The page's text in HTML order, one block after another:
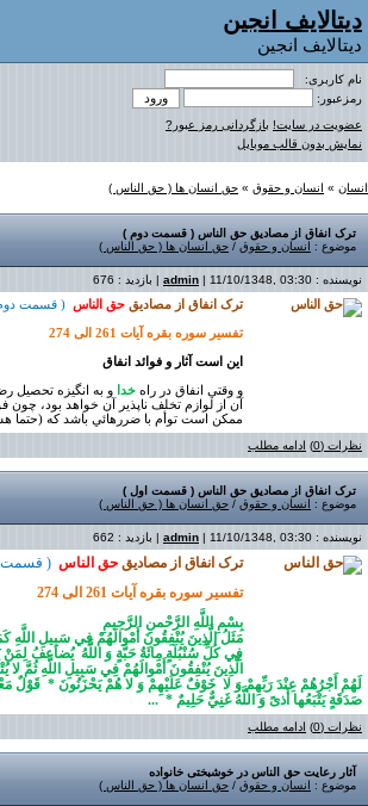
دیتالایف انجین
دیتالایف انجین
نام کاربری:
رمزعبور:
عضویت در سایت! بازگردانی رمز عبور?
نمایش بدون قالب موبایل
انسان » انسان و حقوق » حق انسان ها ( حق الناس )
ترک انفاق از مصادیق حق الناس ( قسمت دوم )
موضوع : انسان و حقوق / حق انسان ها ( حق الناس )
نویسنده : admin | 11/10/1348, 03:30 | بازدید : 676
ترک انفاق از مصادیق حق الناس ( قسمت
تفسیر سوره بقره آیات 261 الی 274
اين است آثار و فوائد انفاق
و وقتي انفاق در راه خدا و به انگيزه تحصيل
آن از لوازم تخلف ناپذير آن خواهد بود، چون
ممکن است توأم با ضررهائي باشد که (حتما
نظرات (0)
ادامه مطلب
ترک انفاق از مصادیق حق الناس ( قسمت اول )
موضوع : انسان و حقوق / حق انسان ها ( حق الناس )
نویسنده : admin | 11/10/1348, 03:30 | بازدید : 662
ترک انفاق از مصادیق حق الناس ( قسمت
تفسیر سوره بقره آیات 261 الی 274
بِسْمِ اللَّهِ الرَّحْمنِ الرَّحِيمِ
مَثَلُ الَّذِينَ يُنْفِقُونَ أَمْوالَهُمْ فِي سَبِيلِ اللَّهِ
فِي کُلِّ سُنْبُلَةٍ مِائَةُ حَبَّةٍ وَ اللَّهُ يُضاعِفُ لِمَنْ
الَّذِينَ يُنْفِقُونَ أَمْوالَهُمْ فِي سَبِيلِ اللَّهِ ثُمَّ لا
لَهُمْ أَجْرُهُمْ عِنْدَ رَبِّهِمْ وَ لا خَوْفٌ عَلَيْهِمْ وَ لا هُمْ يَحْزَنُونَ * قَوْلٌ
صَدَقَةٍ يَتْبَعُها أَذىً وَ اللَّهُ غَنِيٌّ حَلِيمٌ *...
نظرات (0) ادامه مطلب
آثار رعایت حق الناس در خوشبختی خانواده
موضوع : انسان و حقوق / حق انسان ها ( حق الناس )